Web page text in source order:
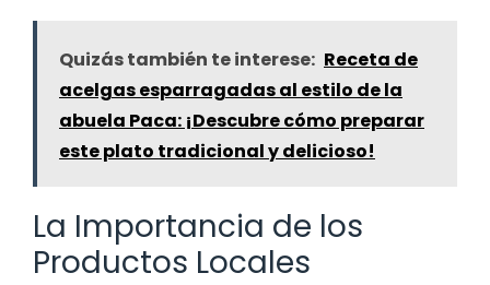
Quizás también te interese: Receta de
acelgas esparragadas al estilo de la
abuela Paca: ¡Descubre cómo preparar
este plato tradicional y delicioso!
La Importancia de los
Productos Locales